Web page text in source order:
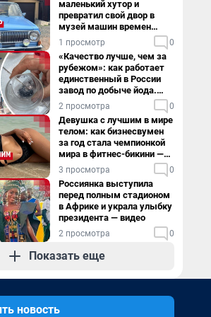
маленький хутор и
превратил свой двор в
музей машин времен
СССР. Видео
1 просмотр 0
«Качество лучше, чем за
рубежом»: как работает
единственный в России
завод по добыче йода.
Видео
2 просмотра 0
Девушка с лучшим в мире
телом: как бизнесвумен
за год стала чемпионкой
мира в фитнес-бикини —
видео
3 просмотра 0
Россиянка выступила
перед полным стадионом
в Африке и украла улыбку
президента — видео
2 просмотра 0
Показать еще
новость